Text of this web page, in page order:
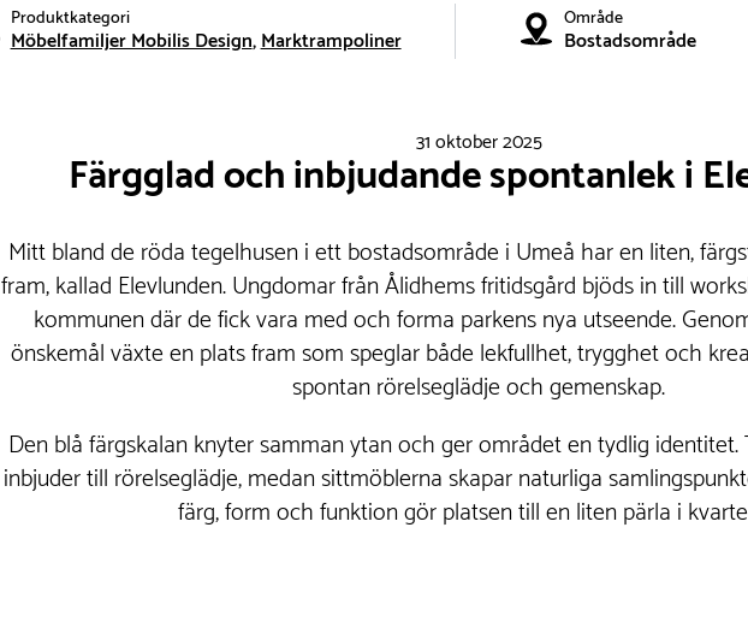
Produktkategori
Möbelfamiljer Mobilis Design Marktrampoliner
Område
Bostadsområde
31 oktober 2025
Färgglad och inbjudande spontanlek i
Mitt bland de röda tegelhusen i ett bostadsområde i Umeå har en liten,
fram, kallad Elevlunden. Ungdomar från Ålidhems fritidsgård bjöds in till
kommunen där de fick vara med och forma parkens nya utseende.
önskemål växte en plats fram som speglar både lekfullhet, trygghet och
spontan rörelseglädje och gemenskap.
Den blå färgskalan knyter samman ytan och ger området en tydlig
inbjuder till rörelseglädje, medan sittmöblerna skapar naturliga
färg, form och funktion gör platsen till en liten pärla i